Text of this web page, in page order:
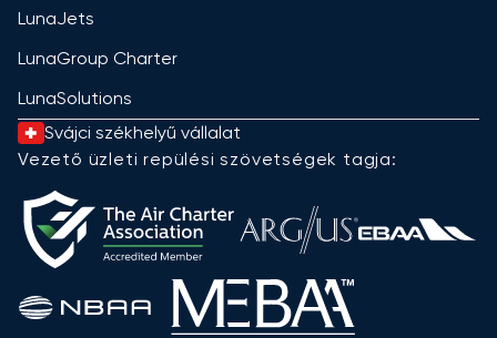
LunaJets
LunaGroup Charter
LunaSolutions
Svájci székhelyű vállalat
Vezető üzleti repülési szövetségek tagja: